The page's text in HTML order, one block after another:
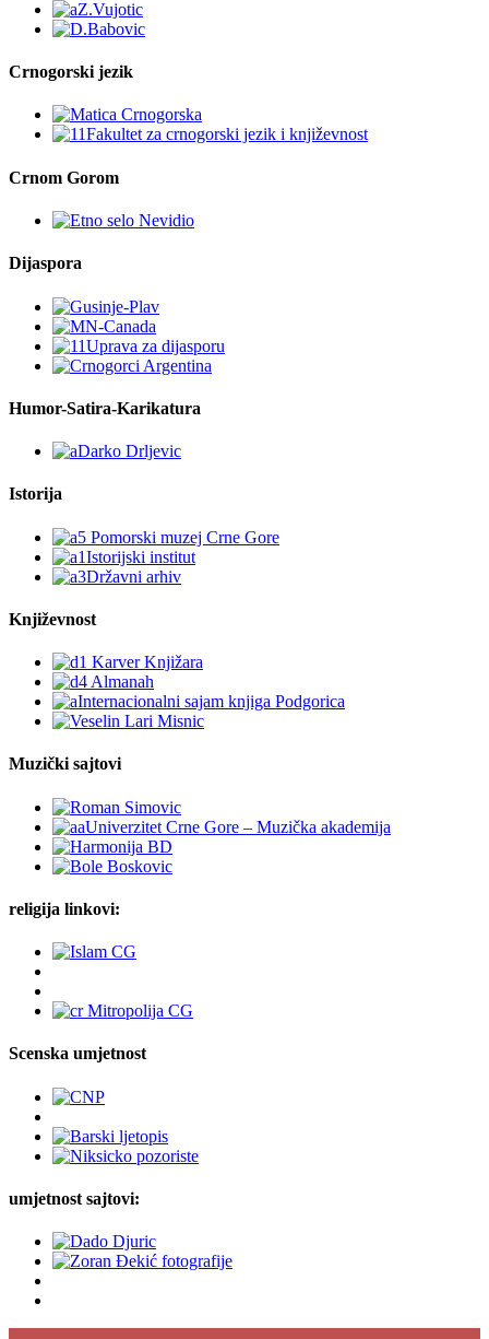
Crnogorski jezik
Crnom Gorom
Dijaspora
Humor-Satira-Karikatura
Istorija
Književnost
Muzički sajtovi
religija linkovi:
Scenska umjetnost
umjetnost sajtovi: